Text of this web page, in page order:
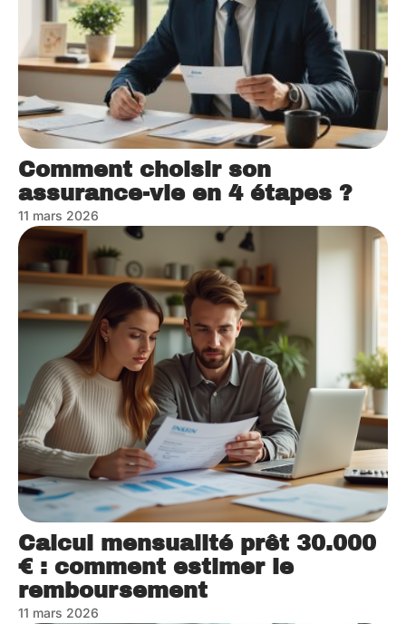
Comment choisir son
assurance-vie en 4 étapes ?
11 mars 2026
Calcul mensualité prêt 30.000
€ : comment estimer le
remboursement
11 mars 2026